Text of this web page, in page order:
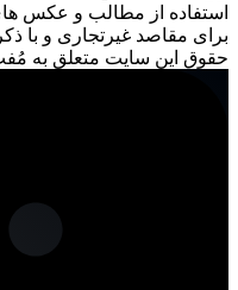
استفاده از مطالب و عکس
برای مقاصد غیرتجاری و با
حقوق این سایت متعلق به